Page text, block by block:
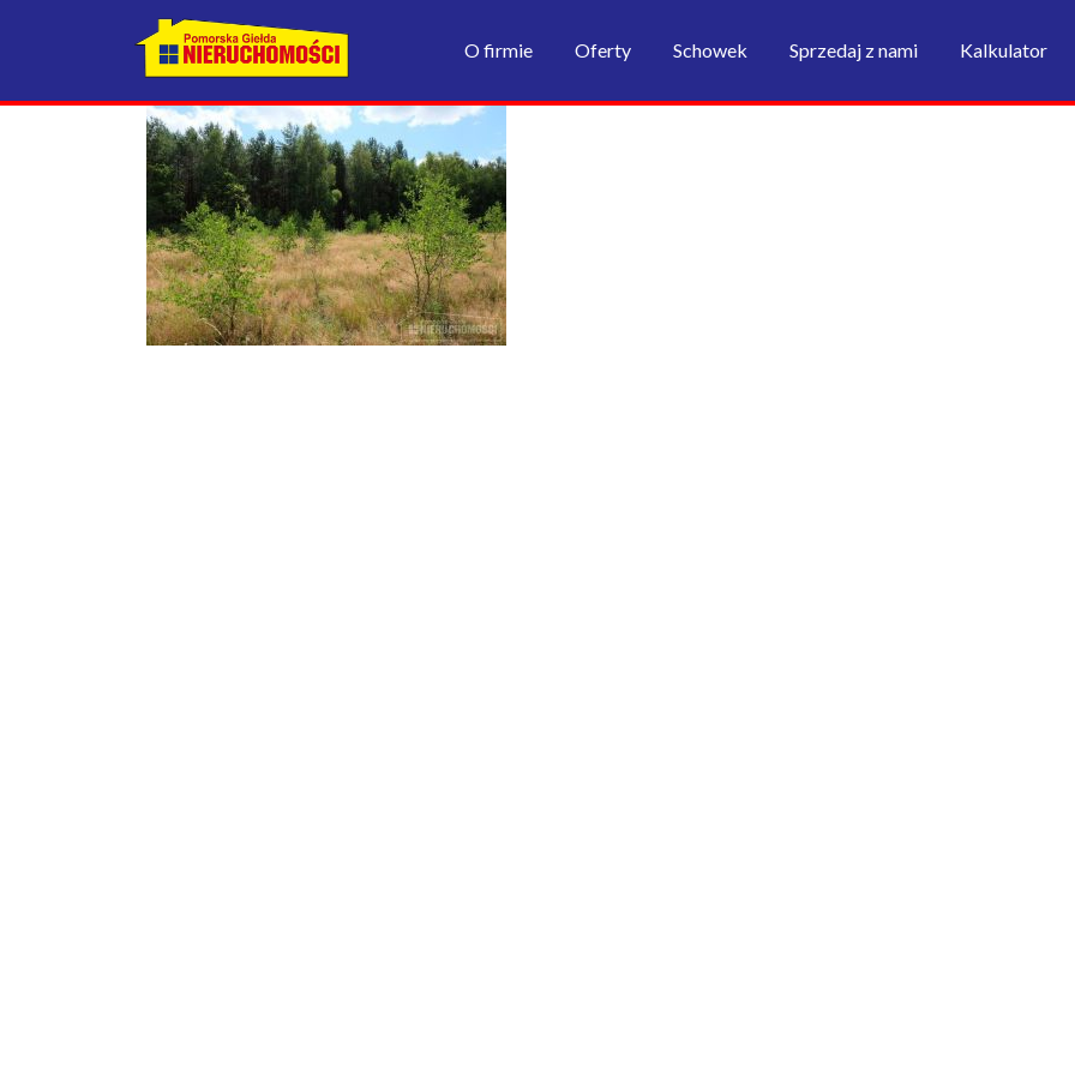
O firmie Oferty Schowek Sprzedaj z nami Kalkulator